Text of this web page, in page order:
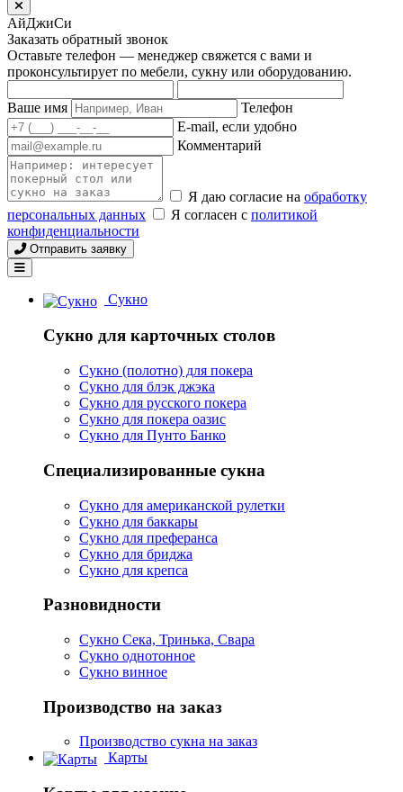
АйДжиСи
Заказать обратный звонок
Оставьте телефон — менеджер свяжется с вами и
проконсультирует по мебели, сукну или оборудованию.
Ваше имя
Телефон
E-mail, если удобно
Комментарий
Я даю согласие на обработку
персональных данных
Я согласен с политикой
конфиденциальности
Отправить заявку
Сукно
Сукно для карточных столов
Сукно (полотно) для покера
Сукно для блэк джэка
Сукно для русского покера
Сукно для покера оазис
Сукно для Пунто Банко
Специализированные сукна
Сукно для американской рулетки
Сукно для баккары
Сукно для преферанса
Сукно для бриджа
Сукно для крепса
Разновидности
Сукно Сека, Тринька, Свара
Сукно однотонное
Сукно винное
Производство на заказ
Производство сукна на заказ
Карты